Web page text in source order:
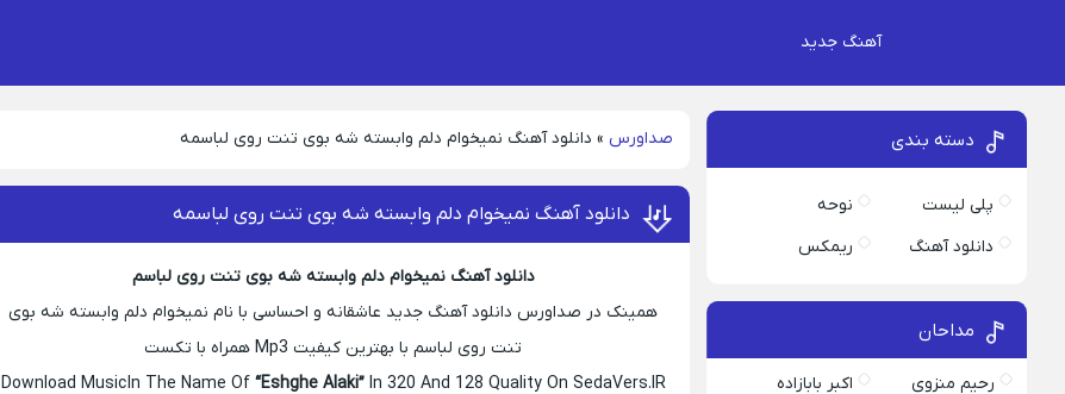
آهنگ جدید
صداورس » دانلود آهنگ نمیخوام دلم وابسته شه بوی تنت روی لباسمه
دانلود آهنگ نمیخوام دلم وابسته شه بوی تنت روی لباسمه
دانلود آهنگ نمیخوام دلم وابسته شه بوی تنت روی لباسم
همینک در صداورس دانلود آهنگ جدید عاشقانه و احساسی با نام نمیخوام دلم وابسته شه بوی
تنت روی لباسم با بهترین کیفیت Mp3 همراه با تکست
Download Music In The Name Of “Eshghe Alaki”In 320 And 128 Quality On SedaVers.IR
دسته بندی
پلی لیست
نوحه
دانلود آهنگ
ریمکس
مداحان
رحیم منزوی اکبر بابازاده